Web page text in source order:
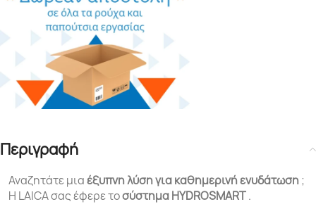
Περιγραφή
Αναζητάτε μιαέξυπνη λύση γιακαθημερινή ενυδάτωση;
Η LAICA σας έφερε τοσύστημα HYDROSMART.